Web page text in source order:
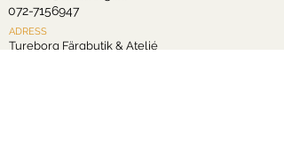
072-7156947
ADRESS
Tureborg Färgbutik & Ateljé